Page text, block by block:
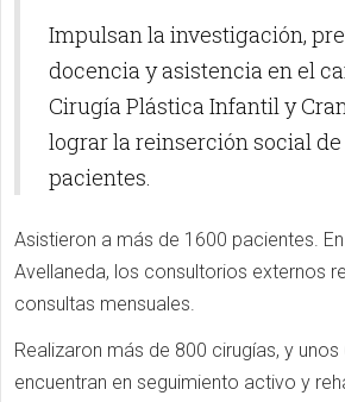
Impulsan la investigación,
docencia y asistencia en el
Cirugía Plástica Infantil y
lograr la reinserción social de
pacientes.
Asistieron a más de 1600 pacientes.
Avellaneda, los consultorios externos
consultas mensuales.
Realizaron más de 800 cirugías, y
encuentran en seguimiento activo y